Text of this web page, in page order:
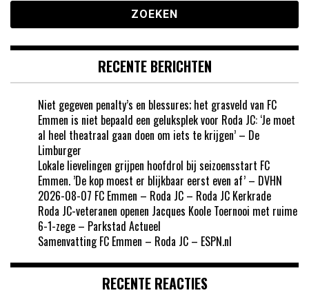
RECENTE BERICHTEN
Niet gegeven penalty’s en blessures; het grasveld van FC
Emmen is niet bepaald een geluksplek voor Roda JC: ‘Je moet
al heel theatraal gaan doen om iets te krijgen’ – De
Limburger
Lokale lievelingen grijpen hoofdrol bij seizoensstart FC
Emmen. ’De kop moest er blijkbaar eerst even af’ – DVHN
2026-08-07 FC Emmen – Roda JC – Roda JC Kerkrade
Roda JC-veteranen openen Jacques Koole Toernooi met ruime
6-1-zege – Parkstad Actueel
Samenvatting FC Emmen – Roda JC – ESPN.nl
RECENTE REACTIES